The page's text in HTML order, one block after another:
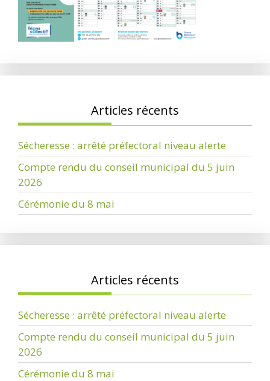
Articles récents
Sécheresse : arrêté préfectoral niveau alerte
Compte rendu du conseil municipal du 5 juin
2026
Cérémonie du 8 mai
Articles récents
Sécheresse : arrêté préfectoral niveau alerte
Compte rendu du conseil municipal du 5 juin
2026
Cérémonie du 8 mai